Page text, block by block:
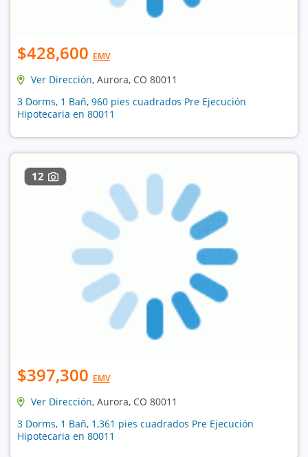
$428,600 EMV
Ver Dirección, Aurora, CO 80011
3 Dorms, 1 Bañ, 960 pies cuadrados Pre Ejecución
Hipotecaria en 80011
12
$397,300 EMV
Ver Dirección, Aurora, CO 80011
3 Dorms, 1 Bañ, 1,361 pies cuadrados Pre Ejecución
Hipotecaria en 80011